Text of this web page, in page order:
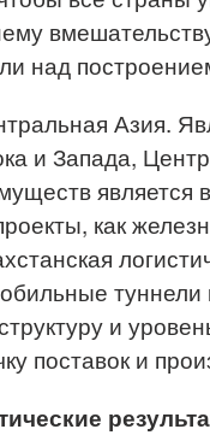
над
Азия.
и Запада,
как
и
поставок и